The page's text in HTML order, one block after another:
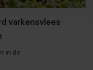
varkensvlees
in de